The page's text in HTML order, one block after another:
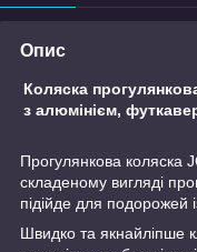
Опис
Коляска
з алюмінієм,
Прогулянкова коляска
складеному вигляді
підійде для подорожей
Швидко та якнайліпше